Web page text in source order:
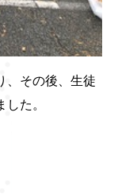
、その後、生徒
た。